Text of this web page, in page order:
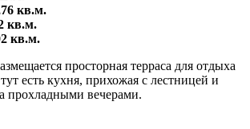
кв.м.
кв.м.
кв.м.
просторная терраса для отдыха
есть кухня, прихожая с лестницей и
прохладными вечерами.